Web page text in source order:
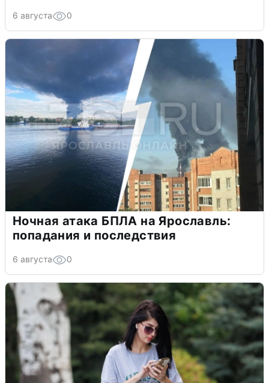
6 августа 0
Ночная атака БПЛА на Ярославль:
попадания и последствия
6 августа 0